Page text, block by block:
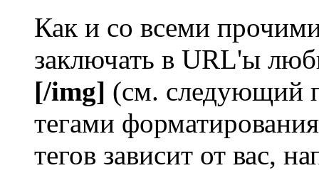
Как и со всеми
заключать в URL'ы
[/img] (см. следующий
тегами
тегов зависит от вас,